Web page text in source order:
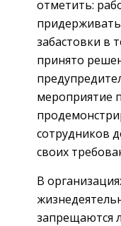
отметить:
забастовки в
принято
мероприятие
сотрудников
своих
В
запрещаются